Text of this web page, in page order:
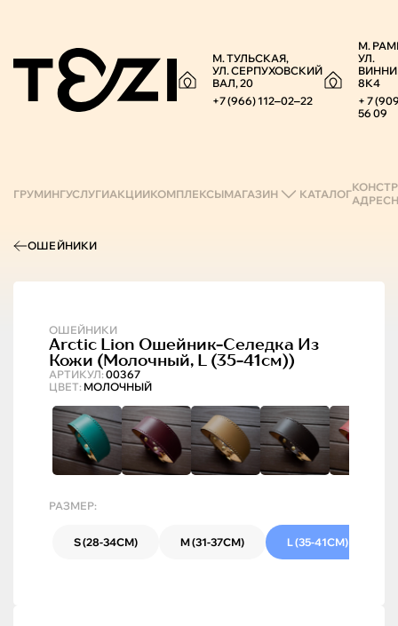
М. ТУЛЬСКАЯ,
УЛ. СЕРПУХОВСКИЙ
ВАЛ, 20
+7 (966) 112‒02‒22
М.
УЛ.
8К4
+ 7
56 09
ГРУМИНГУСЛУГИАКЦИИКОМПЛЕКСЫМАГАЗИН КАТАЛОГ
ОШЕЙНИКИ
ОШЕЙНИКИ
АРТИКУЛ: 00367
Arctic Lion Ошейник-Селедка Из
Кожи (молочный, L (35-41см))
ЦВЕТ: МОЛОЧНЫЙ
РАЗМЕР:
S (28-34СМ) M (31-37СМ) L (35-41СМ)